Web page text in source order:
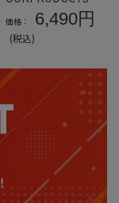
接触冷感カーゴクロ
ップドパンツ＊カタ
ログ商品
価格： 6,490円
(税込)